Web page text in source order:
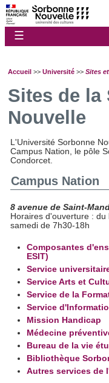
☰
Accueil >> Université >> Sites
Sites de la
Nouvelle
L'Université Sorbonne
Campus Nation, le pôle
Condorcet.
Campus Nation
8 avenue de Saint-
Horaires d'ouverture :
samedi de 7h30-18h
Composantes
ESIT)
Service
Service Arts et
Service de la
Service
Mission Handicap
Médecine
Bureau de la vie
Bibliothèque
Autres services de